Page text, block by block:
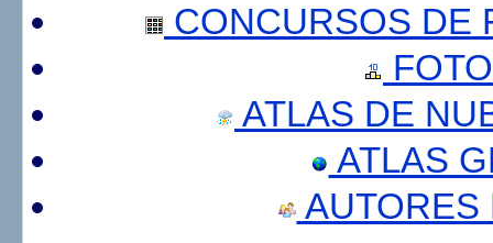
CONCURSOS DE
ATLAS DE
ATLAS
AUTORES